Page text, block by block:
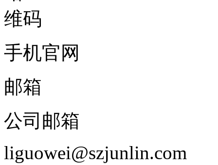
手机官网
邮箱
公司邮箱
liguowei@szjunlin.com